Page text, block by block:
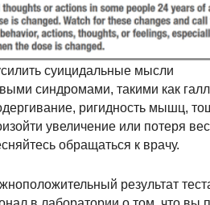
суицидальные мысли
синдромами, такими как
ригидность мышц,
увеличение или потеря
обращаться к врачу.
результат